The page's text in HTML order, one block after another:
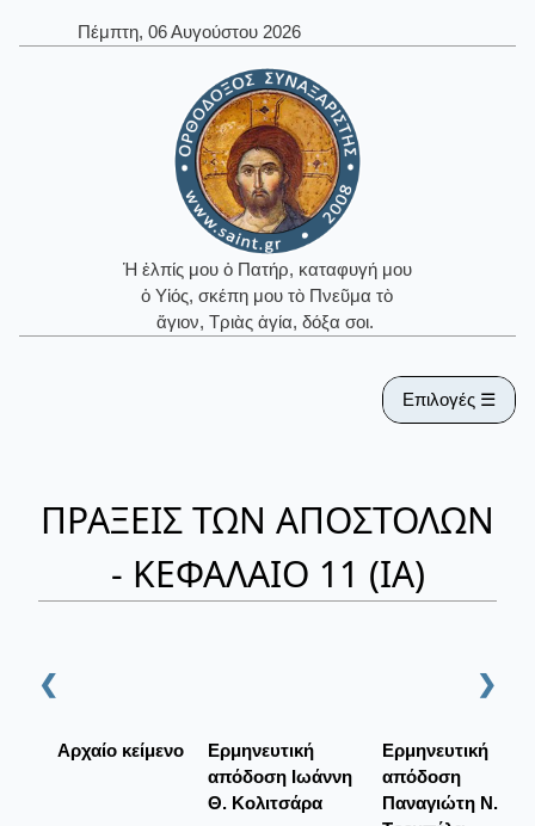
Πέμπτη, 06 Αυγούστου 2026
Ἡ ἐλπίς μου ὁ Πατήρ, καταφυγή μου
ὁ Υἱός, σκέπη μου τὸ Πνεῦμα τὸ
ἅγιον, Τριὰς ἁγία, δόξα σοι.
Επιλογές ☰
ΠΡΑΞΕΙΣ ΤΩΝ ΑΠΟΣΤΟΛΩΝ
- ΚΕΦΑΛΑΙΟ 11 (ΙΑ)
❮ ❯
Αρχαίο κείμενο
Ερμηνευτική
απόδοση Ιωάννη
Θ. Κολιτσάρα
Ερμηνευτική
απόδοση
Παναγιώτη Ν.